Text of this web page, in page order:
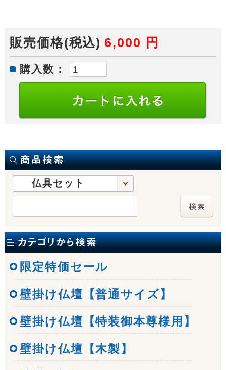
販売価格(税込) 6,000 円
購入数：
仏具セット
限定特価セール
壁掛け仏壇【普通サイズ】
壁掛け仏壇【特装御本尊様用】
壁掛け仏壇【木製】